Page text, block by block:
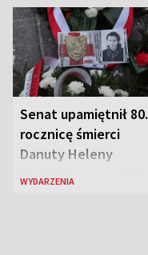
Senat upamiętnił 80.
rocznicę śmierci
Danuty Heleny
Siedzikówny „Inki”
WYDARZENIA